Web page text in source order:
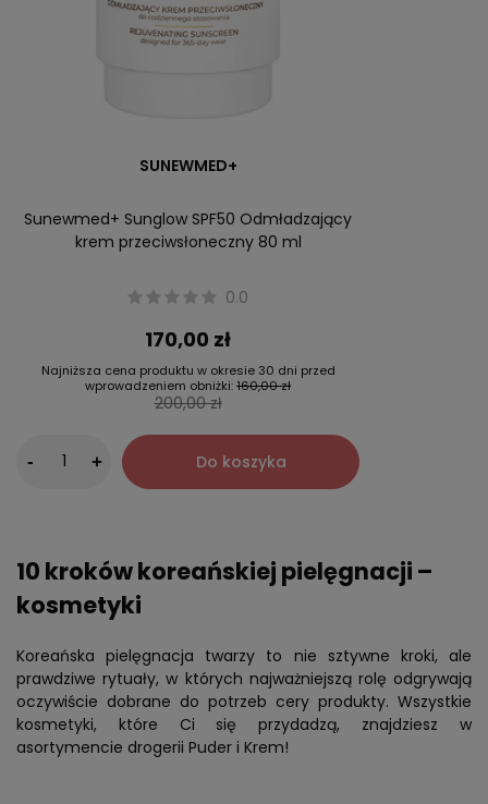
SUNEWMED+
Sunewmed+ Sunglow SPF50 Odmładzający
krem przeciwsłoneczny 80 ml
0.0
170,00 zł
Najniższa cena produktu w okresie 30 dni przed
wprowadzeniem obniżki:160,00 zł
200,00 zł
- + Do koszyka
10 kroków koreańskiej pielęgnacji –
kosmetyki
Koreańska pielęgnacja twarzy to nie sztywne kroki, ale
prawdziwe rytuały, w których najważniejszą rolę odgrywają
oczywiście dobrane do potrzeb cery produkty. Wszystkie
kosmetyki, które Ci się przydadzą, znajdziesz w
asortymencie drogerii Puder i Krem!